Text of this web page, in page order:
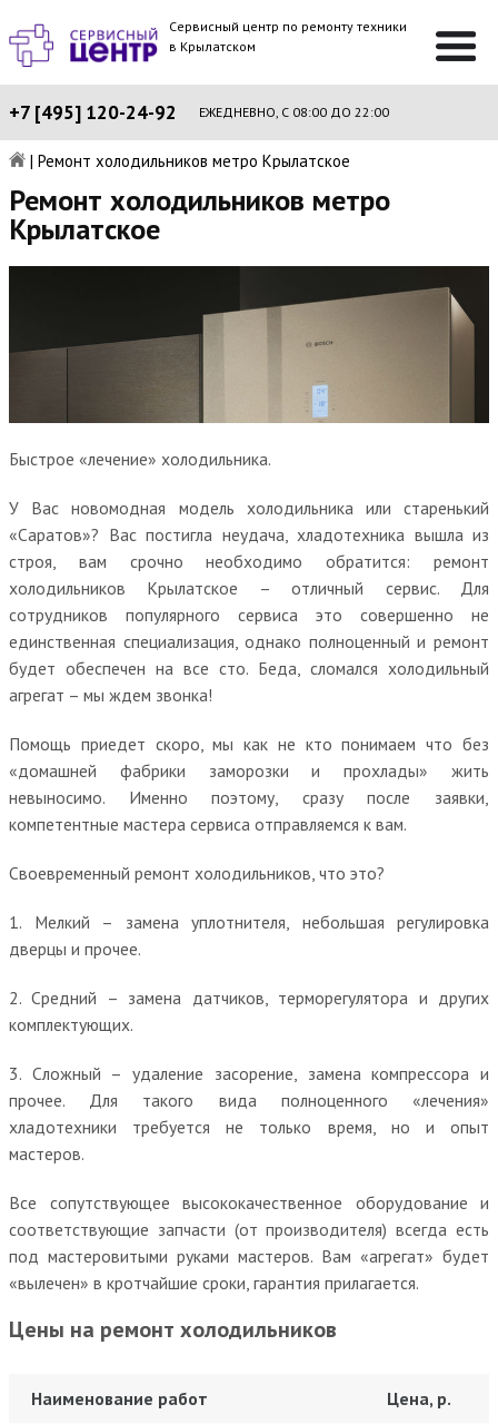
Сервисный центр по ремонту техники
в Крылатском
+7 [495] 120-24-92 ЕЖЕДНЕВНО, С 08:00 ДО 22:00
| Ремонт холодильников метро Крылатское
Ремонт холодильников метро
Крылатское
Быстрое «лечение» холодильника.
У Вас новомодная модель холодильника или старенький
«Саратов»? Вас постигла неудача, хладотехника вышла из
строя, вам срочно необходимо обратится: ремонт
холодильников Крылатское – отличный сервис. Для
сотрудников популярного сервиса это совершенно не
единственная специализация, однако полноценный и ремонт
будет обеспечен на все сто. Беда, сломался холодильный
агрегат – мы ждем звонка!
Помощь приедет скоро, мы как не кто понимаем что без
«домашней фабрики заморозки и прохлады» жить
невыносимо. Именно поэтому, сразу после заявки,
компетентные мастера сервиса отправляемся к вам.
Своевременный ремонт холодильников, что это?
1. Мелкий – замена уплотнителя, небольшая регулировка
дверцы и прочее.
2. Средний – замена датчиков, терморегулятора и других
комплектующих.
3. Сложный – удаление засорение, замена компрессора и
прочее. Для такого вида полноценного «лечения»
хладотехники требуется не только время, но и опыт
мастеров.
Все сопутствующее высококачественное оборудование и
соответствующие запчасти (от производителя) всегда есть
под мастеровитыми руками мастеров. Вам «агрегат» будет
«вылечен» в кротчайшие сроки, гарантия прилагается.
Цены на ремонт холодильников
Наименование работ Цена, р.